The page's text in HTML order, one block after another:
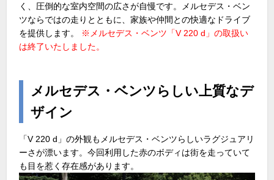
く、圧倒的な室内空間の広さが自慢です。メルセデス・ベン
ツならではの走りとともに、家族や仲間との快適なドライブ
を提供します。
※メルセデス・ベンツ「V 220 d」の取扱い
は終了いたしました。
メルセデス・ベンツらしい上質なデ
ザイン
「V 220 d」の外観もメルセデス・ベンツらしいラグジュアリ
ーさが漂います。今回利用した赤のボディは街を走っていて
も目を惹く存在感があります。